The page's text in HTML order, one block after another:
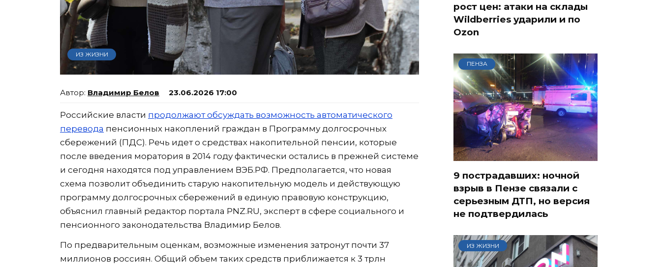
ИЗ ЖИЗНИ
Владимир Белов 23.06.2026 17:00
Российские власти продолжают обсуждать возможность автоматического
перевода пенсионных накоплений граждан в Программу долгосрочных
сбережений (ПДС). Речь идет о средствах накопительной пенсии, которые
после введения моратория в 2014 году фактически остались в прежней системе
и сегодня находятся под управлением ВЭБ.РФ. Предполагается, что новая
схема позволит объединить старую накопительную модель и действующую
программу долгосрочных сбережений в единую правовую конструкцию,
объяснил главный редактор портала PNZ.RU, эксперт в сфере социального и
пенсионного законодательства Владимир Белов.
По предварительным оценкам, возможные изменения затронут почти 37
миллионов россиян. Общий объем таких средств приближается к 3 трлн
рост цен: атаки на склады
Wildberries ударили и по
Ozon
ПЕНЗА
9 пострадавших: ночной
взрыв в Пензе связали с
серьезным ДТП, но версия
не подтвердилась
ИЗ ЖИЗНИ